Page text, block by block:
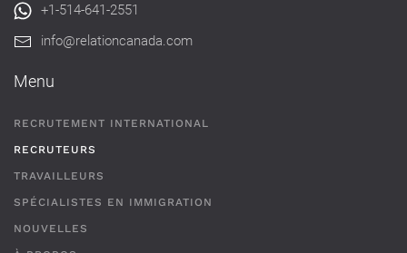
+1-514-641-2551
info@relationcanada.com
Menu
RECRUTEMENT INTERNATIONAL
RECRUTEURS
TRAVAILLEURS
SPÉCIALISTES EN IMMIGRATION
NOUVELLES